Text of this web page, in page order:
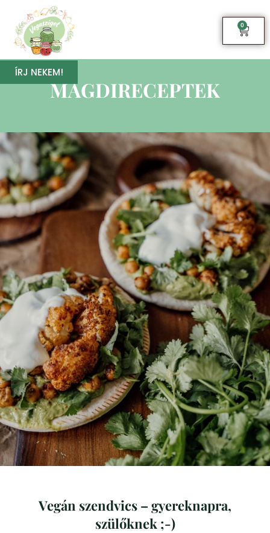
0
ÍRJ NEKEM!
MAGDIRECEPTEK
Vegán szendvics – gyereknapra,
szülőknek ;-)